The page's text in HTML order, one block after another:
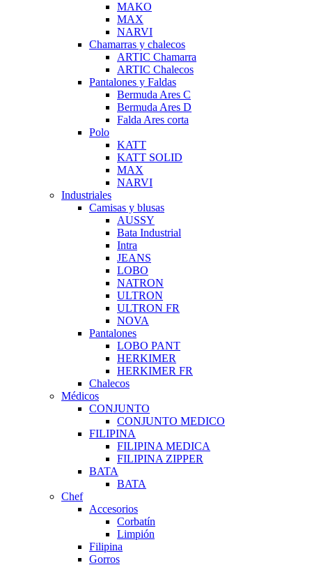
MAKO
MAX
NARVI
Chamarras y chalecos
ARTIC Chamarra
ARTIC Chalecos
Pantalones y Faldas
Bermuda Ares C
Bermuda Ares D
Falda Ares corta
Polo
KATT
KATT SOLID
MAX
NARVI
Industriales
Camisas y blusas
AUSSY
Bata Industrial
Intra
JEANS
LOBO
NATRON
ULTRON
ULTRON FR
NOVA
Pantalones
LOBO PANT
HERKIMER
HERKIMER FR
Chalecos
Médicos
CONJUNTO
CONJUNTO MEDICO
FILIPINA
FILIPINA MEDICA
FILIPINA ZIPPER
BATA
BATA
Chef
Accesorios
Corbatín
Limpión
Filipina
Gorros